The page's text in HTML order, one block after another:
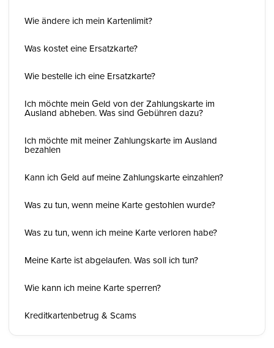
Wie ändere ich mein Kartenlimit?
Was kostet eine Ersatzkarte?
Wie bestelle ich eine Ersatzkarte?
Ich möchte mein Geld von der Zahlungskarte im
Ausland abheben. Was sind Gebühren dazu?
Ich möchte mit meiner Zahlungskarte im Ausland
bezahlen
Kann ich Geld auf meine Zahlungskarte einzahlen?
Was zu tun, wenn meine Karte gestohlen wurde?
Was zu tun, wenn ich meine Karte verloren habe?
Meine Karte ist abgelaufen. Was soll ich tun?
Wie kann ich meine Karte sperren?
Kreditkartenbetrug & Scams